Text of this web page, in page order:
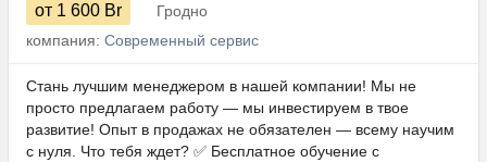
от 1 600 Br
Гродно
компания: Современный сервис
Стань лучшим менеджером в нашей компании! Мы не
просто предлагаем работу — мы инвестируем в твое
развитие! Опыт в продажах не обязателен — всему научим
с нуля. Что тебя ждет? ✅ Бесплатное обучение с